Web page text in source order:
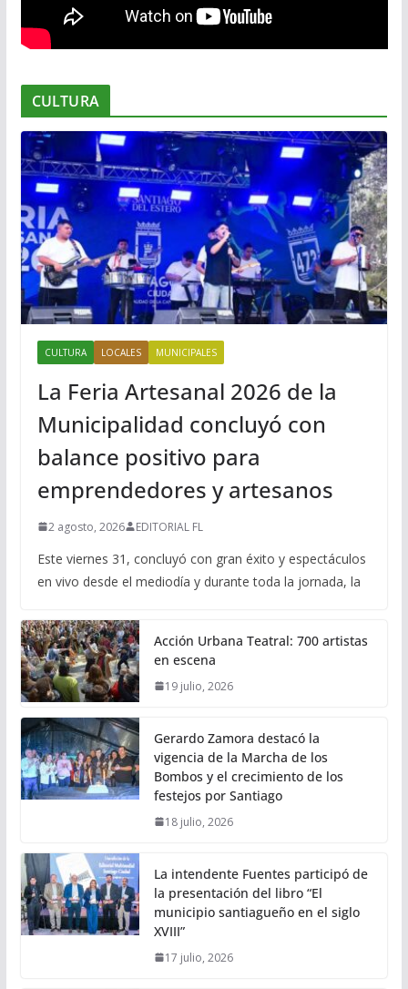
CULTURA
CULTURA LOCALES MUNICIPALES
La Feria Artesanal 2026 de la
Municipalidad concluyó con
balance positivo para
emprendedores y artesanos
2 agosto, 2026 EDITORIAL FL
Este viernes 31, concluyó con gran éxito y espectáculos
en vivo desde el mediodía y durante toda la jornada, la
Acción Urbana Teatral: 700 artistas
en escena
19 julio, 2026
Gerardo Zamora destacó la
vigencia de la Marcha de los
Bombos y el crecimiento de los
festejos por Santiago
18 julio, 2026
La intendente Fuentes participó de
la presentación del libro “El
municipio santiagueño en el siglo
XVIII”
17 julio, 2026